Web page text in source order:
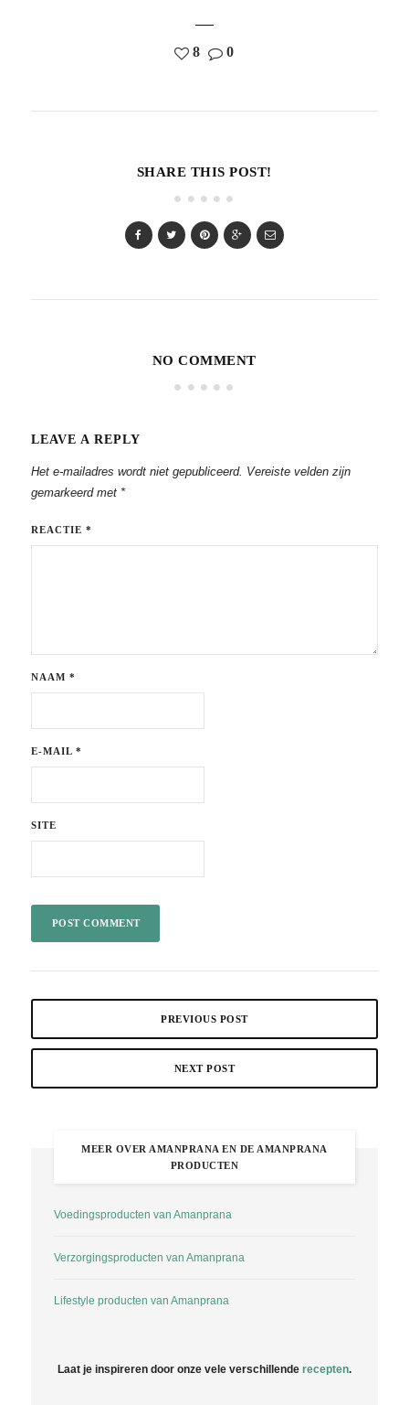
8 0
SHARE THIS POST!
NO COMMENT
LEAVE A REPLY
Het e-mailadres wordt niet gepubliceerd. Vereiste velden zijn
gemarkeerd met *
REACTIE *
NAAM *
E-MAIL *
SITE
PREVIOUS POST
NEXT POST
MEER OVER AMANPRANA EN DE AMANPRANA
PRODUCTEN
Voedingsproducten van Amanprana
Verzorgingsproducten van Amanprana
Lifestyle producten van Amanprana
Laat je inspireren door onze vele verschillende recepten.